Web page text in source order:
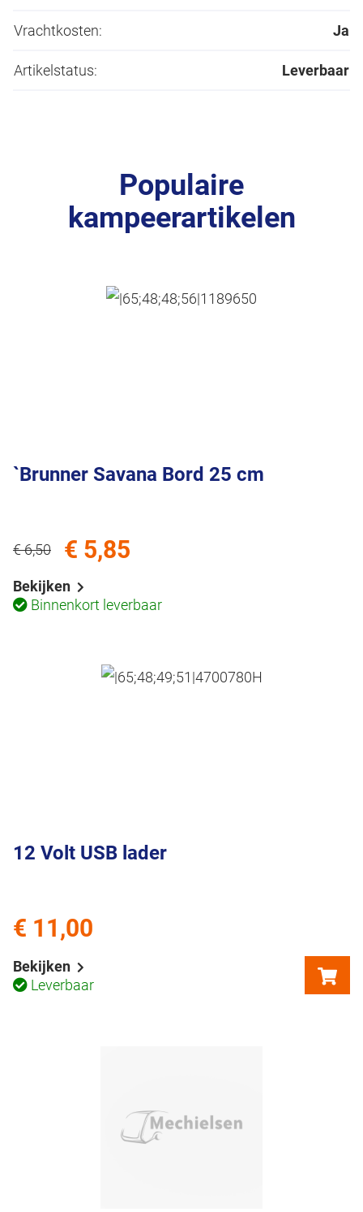
Vrachtkosten: Ja
Artikelstatus: Leverbaar
Populaire
kampeerartikelen
`Brunner Savana Bord 25 cm
Bekijken
Binnenkort leverbaar
€ 6,50 € 5,85
12 Volt USB lader
Bekijken
Leverbaar
€ 11,00